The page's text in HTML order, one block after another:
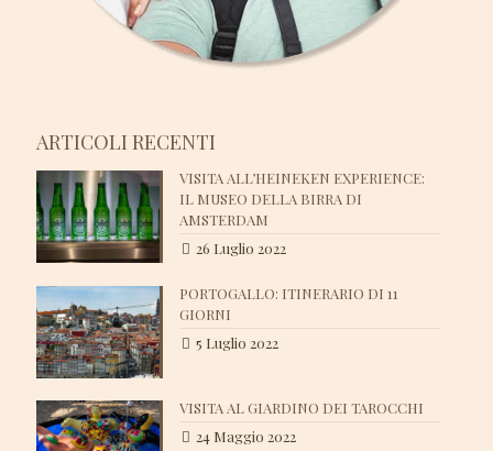
ARTICOLI RECENTI
VISITA ALL’HEINEKEN EXPERIENCE:
IL MUSEO DELLA BIRRA DI
AMSTERDAM
26 Luglio 2022
PORTOGALLO: ITINERARIO DI 11
GIORNI
5 Luglio 2022
VISITA AL GIARDINO DEI TAROCCHI
24 Maggio 2022